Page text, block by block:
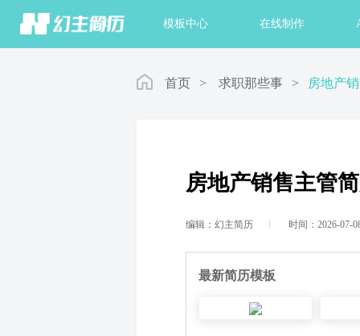
首页 模板中心 在线制作
首页 > 求职那些事 > 房地产
房地产销售主管
编辑：幻主简历 时间：2026-07-
最新简历模板